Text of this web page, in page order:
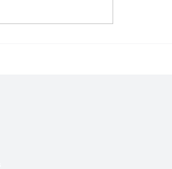
Tschernobyl: 40 Jahre